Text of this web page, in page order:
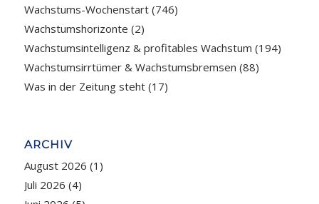
Wachstums-Wochenstart(746)
Wachstumshorizonte (2)
Wachstumsintelligenz & profitables Wachstum (194)
Wachstumsirrtümer & Wachstumsbremsen (88)
Was in der Zeitung steht(17)
ARCHIV
August 2026 (1)
Juli 2026 (4)